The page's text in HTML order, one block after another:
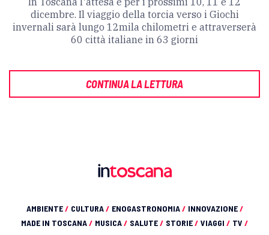
dicembre. Il viaggio della torcia verso i Giochi
invernali sarà lungo 12mila chilometri e attraverserà
60 città italiane in 63 giorni
CONTINUA LA LETTURA
AMBIENTE/ CULTURA/ ENOGASTRONOMIA/ INNOVAZIONE/
MADE IN TOSCANA/ MUSICA/ SALUTE/ STORIE/ VIAGGI / TV /